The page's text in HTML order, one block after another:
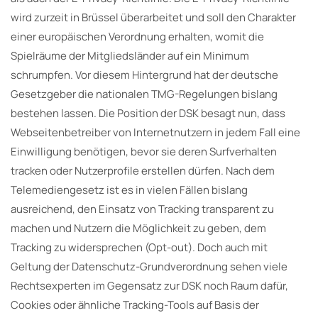
wird zurzeit in Brüssel überarbeitet und soll den Charakter
einer europäischen Verordnung erhalten, womit die
Spielräume der Mitgliedsländer auf ein Minimum
schrumpfen. Vor diesem Hintergrund hat der deutsche
Gesetzgeber die nationalen TMG-Regelungen bislang
bestehen lassen. Die Position der DSK besagt nun, dass
Webseitenbetreiber von Internetnutzern in jedem Fall eine
Einwilligung benötigen, bevor sie deren Surfverhalten
tracken oder Nutzerprofile erstellen dürfen. Nach dem
Telemediengesetz ist es in vielen Fällen bislang
ausreichend, den Einsatz von Tracking transparent zu
machen und Nutzern die Möglichkeit zu geben, dem
Tracking zu widersprechen (Opt-out). Doch auch mit
Geltung der Datenschutz-Grundverordnung sehen viele
Rechtsexperten im Gegensatz zur DSK noch Raum dafür,
Cookies oder ähnliche Tracking-Tools auf Basis der